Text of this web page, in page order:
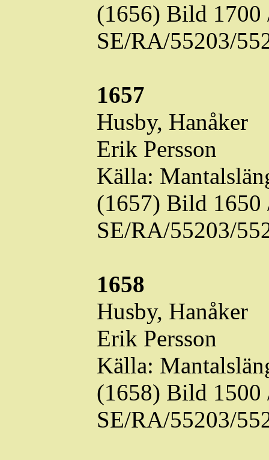
(1656) Bild
SE/RA/55203/
1657
Husby, Hanåker
Erik Persson
Källa:
(1657) Bild
SE/RA/55203/
1658
Husby, Hanåker
Erik Persson
Källa:
(1658) Bild
SE/RA/55203/